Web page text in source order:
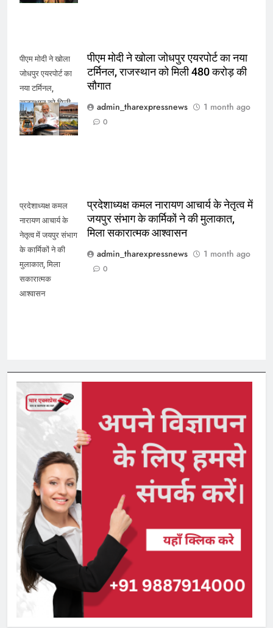
पीएम मोदी ने खोला
जोधपुर एयरपोर्ट का
नया टर्मिनल,
राजस्थान को मिली
480 करोड़ की
सौगात
पीएम मोदी ने खोला जोधपुर एयरपोर्ट का नया
टर्मिनल, राजस्थान को मिली 480 करोड़ की
सौगात
admin_tharexpressnews
1 month ago
0
प्रदेशाध्यक्ष कमल
नारायण आचार्य के
नेतृत्व में जयपुर संभाग
के कार्मिकों ने की
मुलाकात, मिला
सकारात्मक
आश्वासन
प्रदेशाध्यक्ष कमल नारायण आचार्य के नेतृत्व में
जयपुर संभाग के कार्मिकों ने की मुलाकात,
मिला सकारात्मक आश्वासन
admin_tharexpressnews
1 month ago
0